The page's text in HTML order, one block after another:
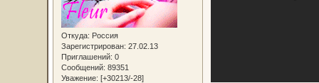
Откуда: Россия
Зарегистрирован: 27.02.13
Приглашений: 0
Сообщений: 89351
Уважение: [+30213/-28]